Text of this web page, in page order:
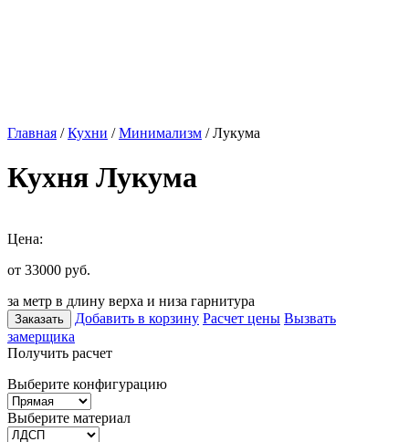
Главная /Кухни /Минимализм / Лукума
Кухня Лукума
Цена:
от 33000 руб.
за метр в длину верха и низа гарнитура
Заказать Добавить в корзину Расчет цены Вызвать
замерщика
Получить расчет
Выберите конфигурацию
Выберите материал